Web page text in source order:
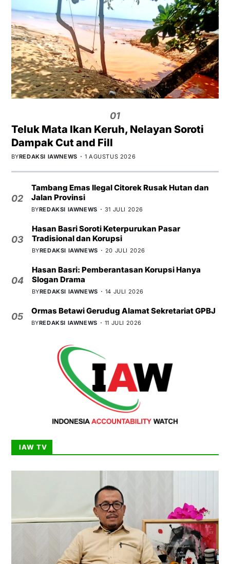
01
Teluk Mata Ikan Keruh, Nelayan Soroti
Dampak Cut and Fill
BYREDAKSI IAWNEWS 1 AGUSTUS 2026
02
Tambang Emas Ilegal Citorek Rusak Hutan dan
Jalan Provinsi
BYREDAKSI IAWNEWS 31 JULI 2026
03
Hasan Basri Soroti Keterpurukan Pasar
Tradisional dan Korupsi
BYREDAKSI IAWNEWS 20 JULI 2026
04
Hasan Basri: Pemberantasan Korupsi Hanya
Slogan Drama
BYREDAKSI IAWNEWS 14 JULI 2026
05
Ormas Betawi Gerudug Alamat Sekretariat GPBJ
BYREDAKSI IAWNEWS 11 JULI 2026
IAW TV